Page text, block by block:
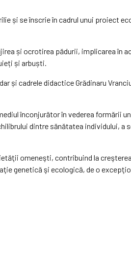
și se înscrie în cadrul unui proiect
și ocrotirea pădurii, implicarea în
și arbuști.
și cadrele didactice Grădinaru
înconjurător în vederea formării
dintre sănătatea individului, a
omeneşti, contribuind la
genetică şi ecologică, de o